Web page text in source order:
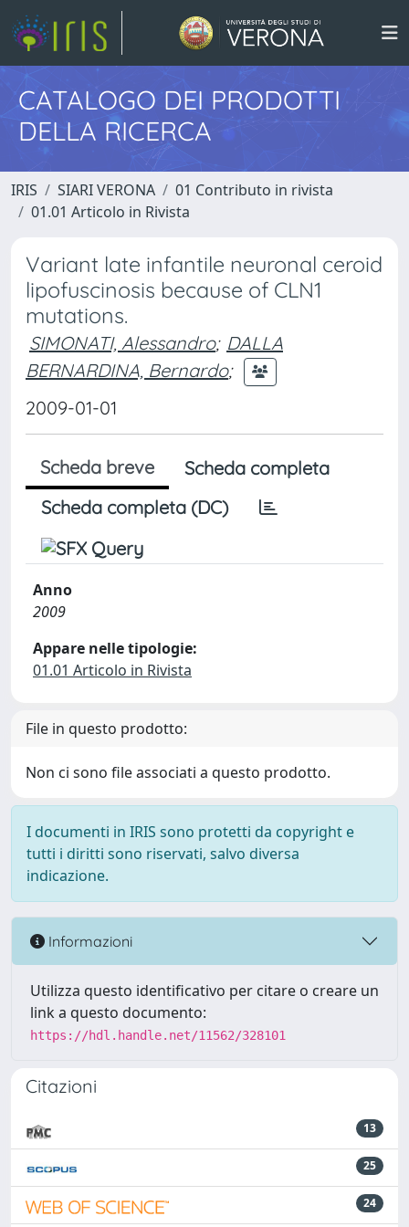
CATALOGO DEI PRODOTTI
DELLA RICERCA
IRIS SIARI VERONA
01 Contributo in rivista
01.01 Articolo in Rivista
Variant late infantile neuronal ceroid
lipofuscinosis because of CLN1
mutations.
SIMONATI, Alessandro; DALLA
BERNARDINA, Bernardo;
2009-01-01
Scheda breve
Scheda completa
Scheda completa (DC)
Anno
2009
Appare nelle tipologie:
01.01 Articolo in Rivista
File in questo prodotto:
Non ci sono file associati a questo prodotto.
I documenti in IRIS sono protetti da copyright e
tutti i diritti sono riservati, salvo diversa
indicazione.
Informazioni
Utilizza questo identificativo per citare o creare un
link a questo documento:
https://hdl.handle.net/11562/328101
Citazioni
13
25
24